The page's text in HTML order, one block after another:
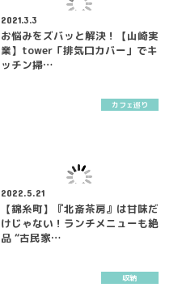
2021.3.3
お悩みをズバッと解決！【山崎実
業】tower「排気口カバー」でキ
ッチン掃…
カフェ巡り
2022.5.21
【錦糸町】『北斎茶房』は甘味だ
けじゃない！ランチメニューも絶
品 “古民家…
収納